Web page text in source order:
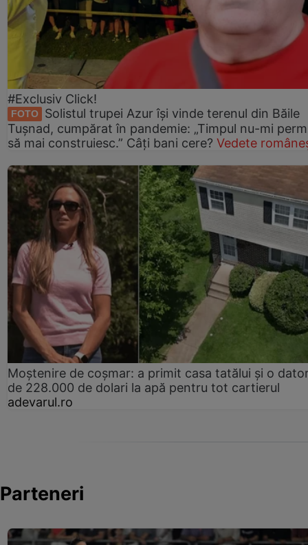
#Exclusiv Click!
FOTO
Solistul trupei Azur își vinde terenul din Băile
Tușnad, cumpărat în pandemie: „Timpul nu-mi
să mai construiesc.” Câți bani cere? Vedete
Moștenire de coșmar: a primit casa tatălui și o
de 228.000 de dolari la apă pentru tot cartierul
adevarul.ro
Parteneri